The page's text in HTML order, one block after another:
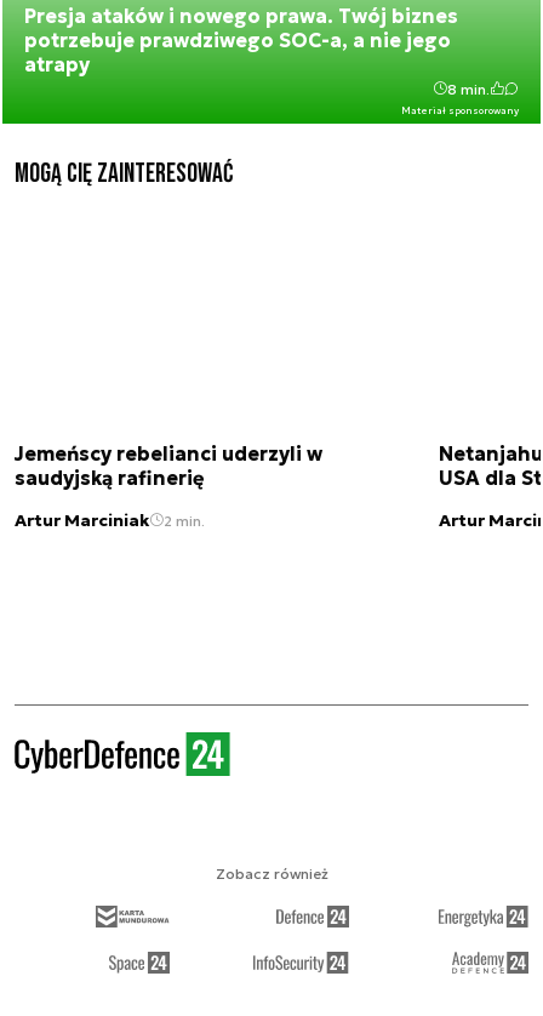
Presja ataków i nowego prawa. Twój biznes
potrzebuje prawdziwego SOC-a, a nie jego
atrapy
Materiał sponsorowany
8 min.
Mogą Cię zainteresować
Jemeńscy rebelianci uderzyli w
saudyjską rafinerię
Artur Marciniak 2 min.
USA dla
Artur
Zobacz również